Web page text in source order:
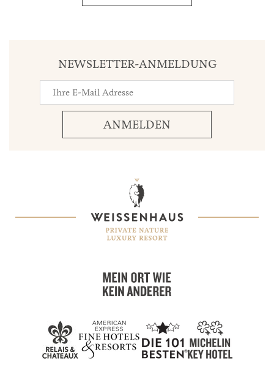
NEWSLETTER-ANMELDUNG